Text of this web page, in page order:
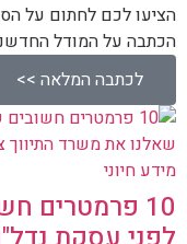
הציעו לכם לחתום על
הכתבה על המודל החדשני
לכתבה המלאה >>
מידע חיוני
10 פרמטרים